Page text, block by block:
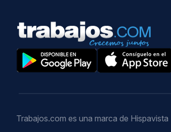
Trabajos.com es una marca de Hispavista